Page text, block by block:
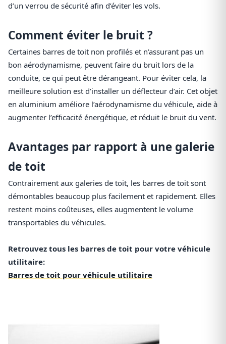
d’un verrou de sécurité afin d’éviter les vols.
Comment éviter le bruit ?
Certaines barres de toit non profilés et n’assurant pas un
bon aérodynamisme, peuvent faire du bruit lors de la
conduite, ce qui peut être dérangeant. Pour éviter cela, la
meilleure solution est d’installer un déflecteur d’air. Cet objet
en aluminium améliore l’aérodynamisme du véhicule, aide à
augmenter l’efficacité énergétique, et réduit le bruit du vent.
Avantages par rapport à une galerie
de toit
Contrairement aux galeries de toit, les barres de toit sont
démontables beaucoup plus facilement et rapidement. Elles
restent moins coûteuses, elles augmentent le volume
transportables du véhicules.
Retrouvez tous les barres de toit pour votre véhicule
utilitaire:
Barres de toit pour véhicule utilitaire